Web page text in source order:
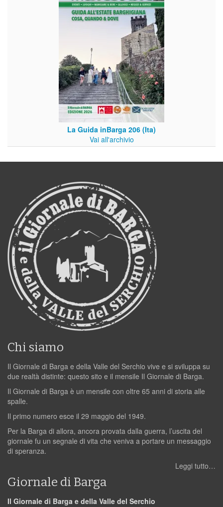
La Guida inBarga 206 (Ita)
Vai all'archivio
Chi siamo
Il Giornale di Barga e della Valle del Serchio vive e si sviluppa su
due realtà distinte: questo sito e il mensile Il Giornale di Barga.
Il Giornale di Barga è un mensile con oltre 65 anni di storia alle
spalle.
Il primo numero esce il 29 maggio del 1949.
Per la Barga di allora, ancora provata dalla guerra, l’uscita del
giornale fu un segnale di vita che veniva a portare un messaggio
di speranza.
Leggi tutto…
Giornale di Barga
Il Giornale di Barga e della Valle del Serchio